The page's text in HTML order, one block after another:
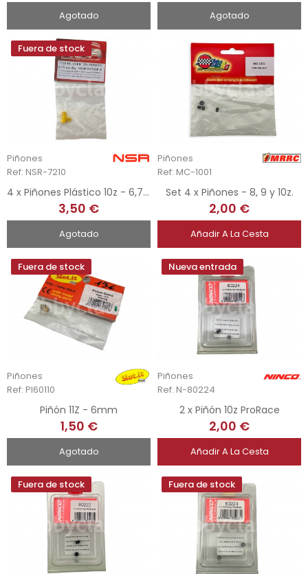
Agotado Agotado
Fuera de stock
Piñones
Ref: NSR-7210
4 x Piñones Plástico 10z - 6,75 mm
3,50 €
Agotado
Piñones
Ref: MC-1001
Set 4 x Piñones - 8, 9 y 10z.
2,00 €
Añadir A La Cesta
Fuera de stock
Piñones
Ref: PI60110
Piñón 11Z - 6mm
1,50 €
Agotado
Nueva entrada
Piñones
Ref: N-80224
2 x Piñón 10z ProRace
2,00 €
Añadir A La Cesta
Fuera de stock Fuera de stock